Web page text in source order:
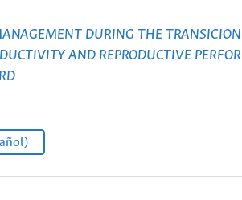
DURING THE
AND REPRODUCTIVE